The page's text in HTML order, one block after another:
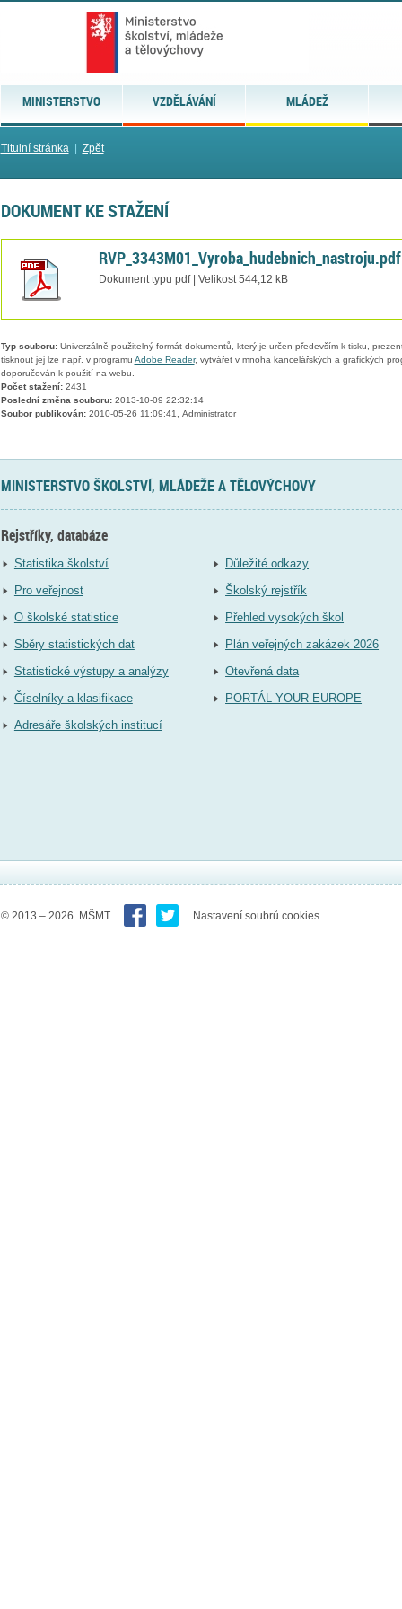
MINISTERSTVO VZDĚLÁVÁNÍ MLÁDEŽ
Titulní stránka| Zpět
DOKUMENT KE STAŽENÍ
RVP_3343M01_Vyroba_hudebnich_nastroju.pdf
Dokument typu pdf | Velikost 544,12 kB
Typ souboru:Univerzálně použitelný formát dokumentů, který je určen především k tisku,
tisknout jej lze např. v programu Adobe Reader, vytvářet v mnoha kancelářských a grafických
doporučován k použití na webu.
Počet stažení:2431
Poslední změna souboru:2013-10-09 22:32:14
Soubor publikován:2010-05-26 11:09:41, Administrator
MINISTERSTVO ŠKOLSTVÍ, MLÁDEŽE A TĚLOVÝCHOVY
Rejstříky, databáze
Statistika školství
Pro veřejnost
O školské statistice
Sběry statistických dat
Statistické výstupy a analýzy
Číselníky a klasifikace
Adresáře školských institucí
Důležité odkazy
Školský rejstřík
Přehled vysokých škol
Plán veřejných zakázek 2026
Otevřená data
PORTÁL YOUR EUROPE
© 2013 – 2026 MŠMT Nastavení soubrů cookies